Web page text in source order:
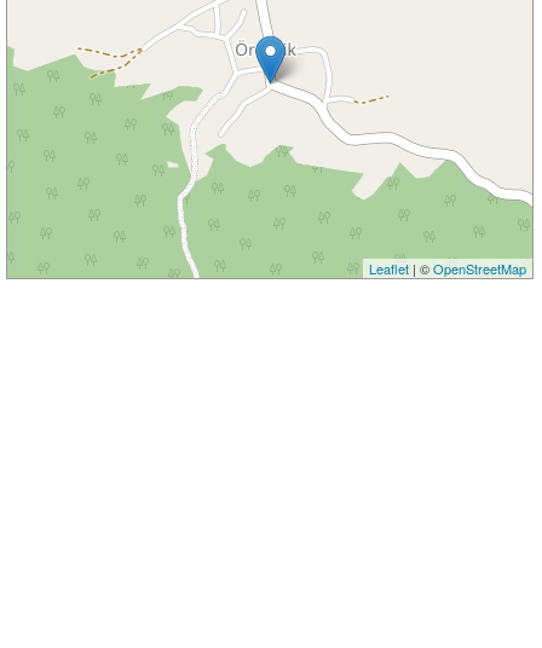
Leaflet| ©OpenStreetMap